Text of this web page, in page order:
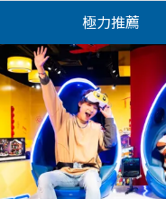
極力推薦